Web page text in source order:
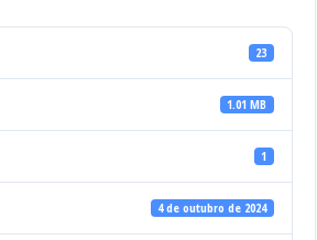
23
1.01 MB
1
4 de outubro de 2024